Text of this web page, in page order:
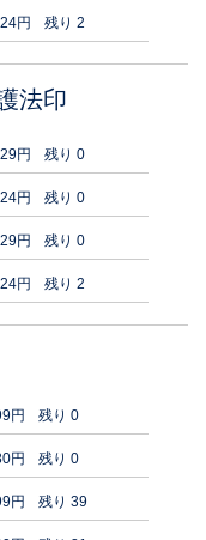
24円 残り 2
法印
29円 残り 0
24円 残り 0
29円 残り 0
24円 残り 2
円 残り 0
円 残り 0
円 残り 39